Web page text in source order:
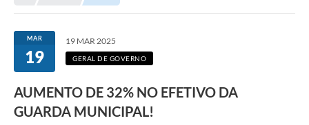
MAR
19
19 MAR 2025
GERAL DE GOVERNO
AUMENTO DE 32% NO EFETIVO DA
GUARDA MUNICIPAL!